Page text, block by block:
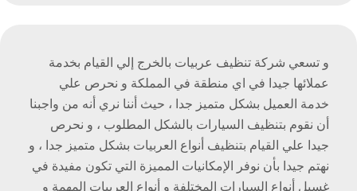
و تسعي شركة تنظيف عربيات بالخرج إلي القيام بخدمة
عملائها جيدا في اي منطقة في المملكة و نحرص علي
خدمة العميل بشكل متميز جدا ، حيث أننا نري أنه من واجبنا
أن نقوم بتنظيف السيارات بالشكل المطلوب ، و نحرص
جيدا علي القيام بتنظيف أنواع العربيات بشكل متميز جدا ، و
نهتم جيدا بأن نوفر الإمكانيات المميزة التي تكون مفيدة في
غسيل أنواع السيارات المختلفة و أنواع العربيات المهمة و